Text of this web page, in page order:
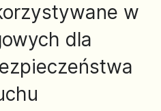
w
dla